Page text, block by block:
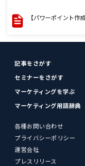
【パワーポイント作
記事をさがす
セミナーをさがす
マーケティングを学ぶ
マーケティング用語辞典
各種お問い合わせ
プライバシーポリシー
運営会社
プレスリリース